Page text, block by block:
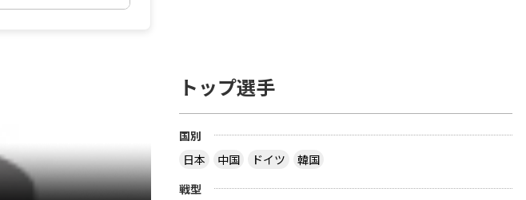
トップ選手
国別
日本
中国 ドイツ
韓国
戦型